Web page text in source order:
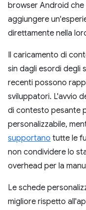
browser Android
aggiungere
direttamente nella
Il caricamento di
sin dagli esordi degli
recenti possono
sviluppatori. L'avvio
di contesto pesante
personalizzabile,
supportano tutte le
non condividere lo
overhead per la
Le schede
migliore rispetto